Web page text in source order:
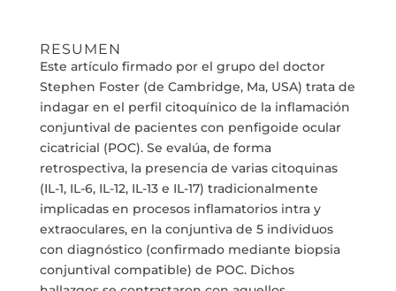
RESUMEN
Este artículo firmado por el grupo del doctor
Stephen Foster (de Cambridge, Ma, USA) trata de
indagar en el perfil citoquínico de la inflamación
conjuntival de pacientes con penfigoide ocular
cicatricial (POC). Se evalúa, de forma
retrospectiva, la presencia de varias citoquinas
(IL-1, IL-6, IL-12, IL-13 e IL-17) tradicionalmente
implicadas en procesos inflamatorios intra y
extraoculares, en la conjuntiva de 5 individuos
con diagnóstico (confirmado mediante biopsia
conjuntival compatible) de POC. Dichos